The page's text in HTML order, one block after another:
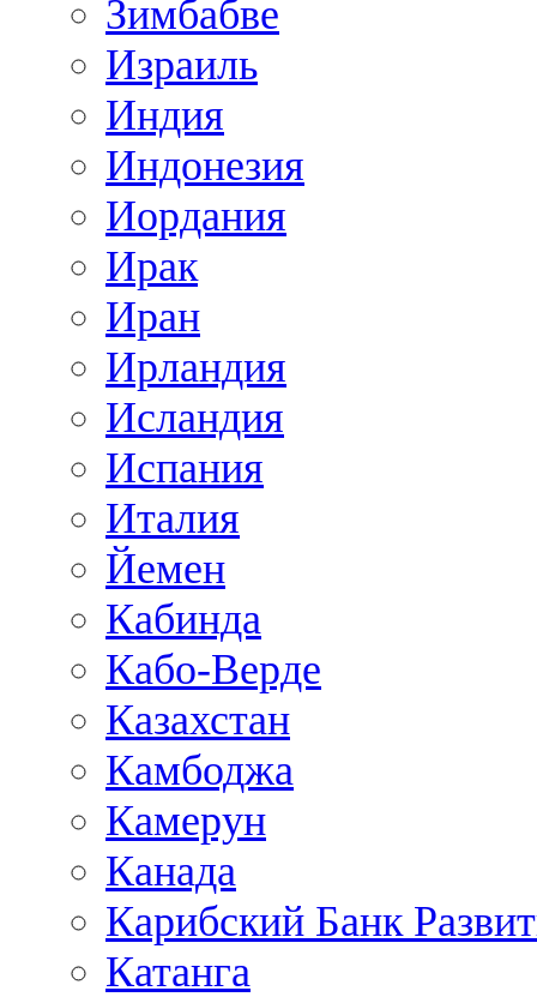
Зимбабве
Израиль
Индия
Индонезия
Иордания
Ирак
Иран
Ирландия
Исландия
Испания
Италия
Йемен
Кабинда
Кабо-Верде
Казахстан
Камбоджа
Камерун
Канада
Карибский Банк
Катанга